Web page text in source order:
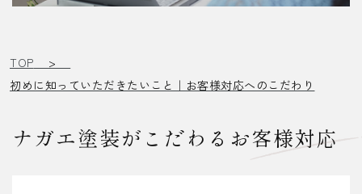
TOP >
初めに知っていただきたいこと｜お客様対応へのこだわり
ナガエ塗装がこだわるお客様対応